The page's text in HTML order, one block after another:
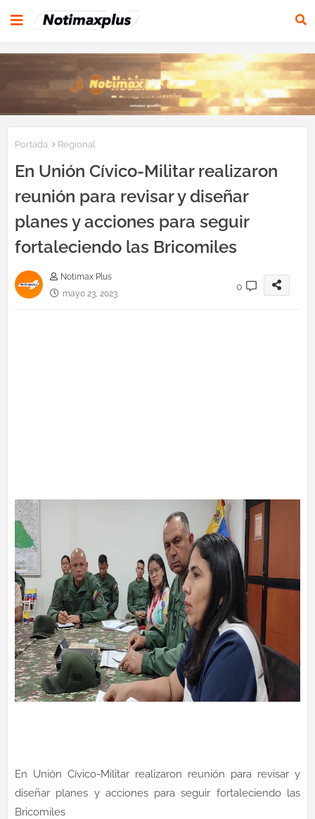
Portada Regional
En Unión Cívico-Militar realizaron
reunión para revisar y diseñar
planes y acciones para seguir
fortaleciendo las Bricomiles
Notimax Plus
mayo 23, 2023
0
En Unión Cívico-Militar realizaron reunión para revisar y
diseñar planes y acciones para seguir fortaleciendo las
Bricomiles